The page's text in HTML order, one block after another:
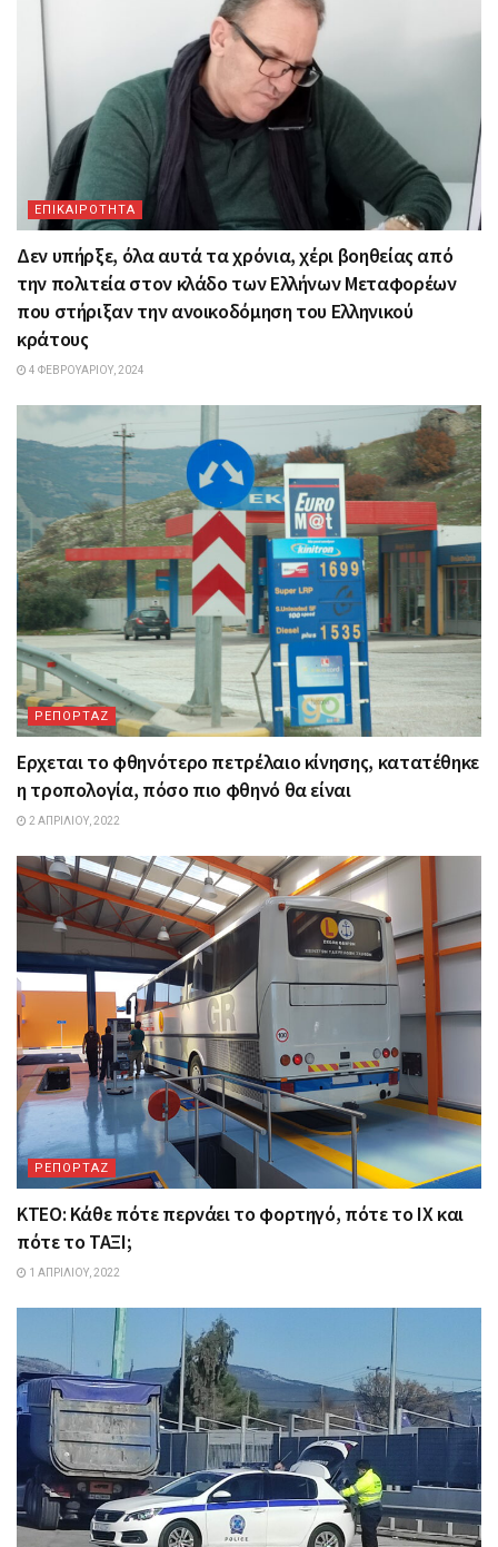
ΕΠΙΚΑΙΡΟΤΗΤΑ
Δεν υπήρξε, όλα αυτά τα χρόνια, χέρι βοηθείας από
την πολιτεία στον κλάδο των Ελλήνων Μεταφορέων
που στήριξαν την ανοικοδόμηση του Ελληνικού
κράτους
4 ΦΕΒΡΟΥΑΡΊΟΥ, 2024
ΡΕΠΟΡΤΑΖ
Ερχεται το φθηνότερο πετρέλαιο κίνησης, κατατέθηκε
η τροπολογία, πόσο πιο φθηνό θα είναι
2 ΑΠΡΙΛΊΟΥ, 2022
ΡΕΠΟΡΤΑΖ
ΚΤΕΟ: Κάθε πότε περνάει το φορτηγό, πότε το ΙΧ και
πότε το ΤΑΞΙ;
1 ΑΠΡΙΛΊΟΥ, 2022